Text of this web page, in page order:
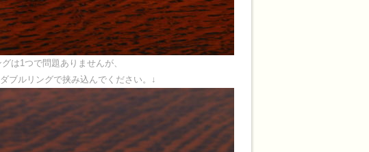
は1つで問題ありませんが、
ブルリングで挟み込んでください。↓